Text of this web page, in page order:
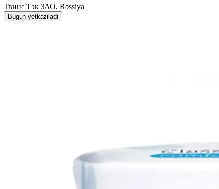
Твинс Тэк ЗАО, Rossiya
Bugun yetkaziladi